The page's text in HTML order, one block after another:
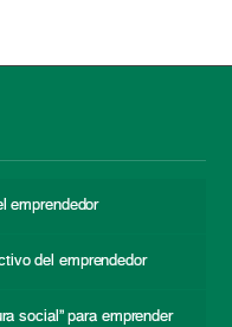
emprendedor
del emprendedor
social” para emprender